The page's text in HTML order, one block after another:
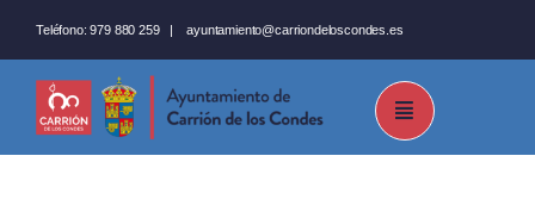
al
contenido
Teléfono: 979 880 259 |ayuntamiento@carriondeloscondes.es